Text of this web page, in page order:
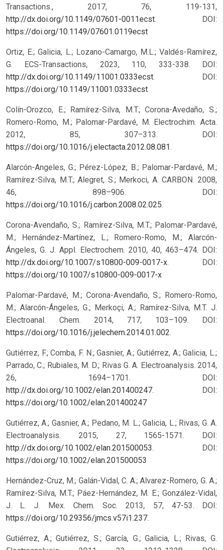
Transactions., 2017, 76, 119-131,
http://dx.doi.org/10.1149/07601-0011ecst.
DOI:
https://doi.org/10.1149/07601.0119ecst
Ortiz, E.; Galicia, L.; Lozano-Camargo, M.L.; Valdés-Ramírez,
G. ECS-Transactions, 2023, 110, 333-338. DOI:
http://dx.doi.org/10.1149/11001.0333ecst.
DOI:
https://doi.org/10.1149/11001.0333ecst
Colín-Orozco, E.; Ramírez-Silva, M.T.; Corona-Avedaño, S.;
Romero-Romo, M.; Palomar-Pardavé, M. Electrochim. Acta.
2012, 85, 307–313. DOI:
https://doi.org/10.1016/j.electacta.2012.08.081.
Alarcón-Angeles, G.; Pérez-López, B.; Palomar-Pardavé, M.;
Ramírez-Silva, M.T.; Alegret, S.; Merkoci, A. CARBON. 2008,
46, 898–906. DOI:
https://doi.org/10.1016/j.carbon.2008.02.025.
Corona-Avendaño, S.; Ramírez-Silva, M.T.; Palomar-Pardavé,
M.; Hernández-Martínez, L.; Romero-Romo, M.; Alarcón-
Ángeles, G. J. Appl. Electrochem. 2010, 40, 463–474. DOI:
http://dx.doi.org/10.1007/s10800-009-0017-x.
DOI:
https://doi.org/10.1007/s10800-009-0017-x
Palomar-Pardavé, M.; Corona-Avendaño, S.; Romero-Romo,
M.; Alarcón-Ángeles, G.; Merkoçi, A.; Ramírez-Silva, M.T. J.
Electroanal. Chem. 2014, 717, 103–109. DOI:
https://doi.org/10.1016/j.jelechem.2014.01.002.
Gutiérrez, F.; Comba, F. N.; Gasnier, A.; Gutiérrez, A.; Galicia, L.;
Parrado, C.; Rubiales, M. D.; Rivas G. A. Electroanalysis. 2014,
26, 1694–1701. DOI:
http://dx.doi.org/10.1002/elan.201400247.
DOI:
https://doi.org/10.1002/elan.201400247
Gutiérrez, A.; Gasnier, A.; Pedano, M. L.; Galicia, L.; Rivas, G. A.
Electroanalysis. 2015, 27, 1565-1571. DOI:
http://dx.doi.org/10.1002/elan.201500053.
DOI:
https://doi.org/10.1002/elan.201500053
Hernández-Cruz, M.; Galán-Vidal, C. A.; Alvarez-Romero, G. A.;
Ramírez-Silva, M.T.; Páez-Hernández, M. E.; González-Vidal,
J. L. J. Mex. Chem. Soc. 2013, 57, 47-53. DOI:
https://doi.org/10.29356/jmcs.v57i1.237.
Gutiérrez, A.; Gutiérrez, S.; García, G.; Galicia, L.; Rivas, G.